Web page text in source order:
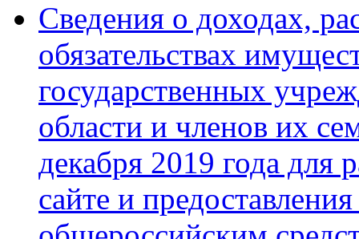
Сведения о доходах,
обязательствах
государственных
области и членов их
декабря 2019 года
сайте и